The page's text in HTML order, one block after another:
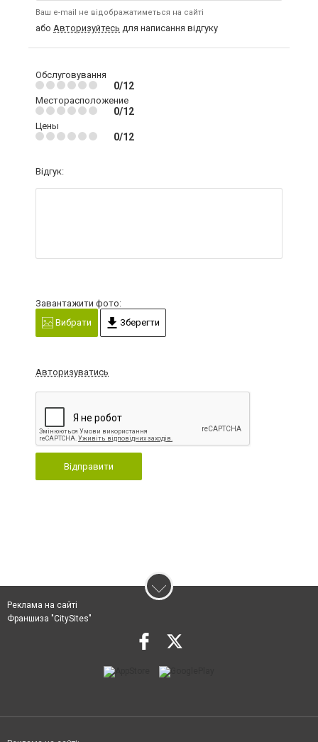
Ваш e-mail не відображатиметься на сайті
або Авторизуйтесь для написання відгуку
Обслуговування
0/12
Месторасположение
0/12
Цены
0/12
Відгук:
Завантажити фото:
Вибрати
Зберегти
Авторизуватись
Відправити
Реклама на сайті
Франшиза "CitySites"